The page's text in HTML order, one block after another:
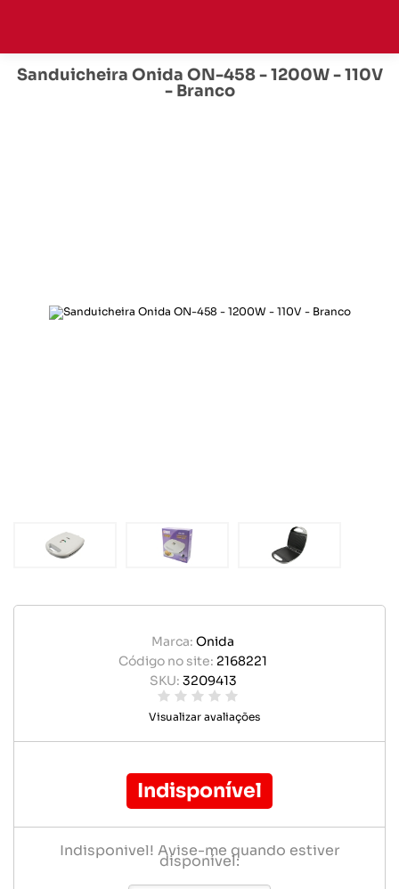
Sanduicheira Onida ON-458 - 1200W - 110V
- Branco
Marca: Onida
Código no site: 2168221
SKU: 3209413
Visualizar avaliações
Indisponível
Indisponível! Avise-me quando estiver
disponível: